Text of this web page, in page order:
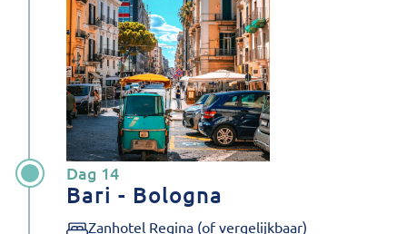
Dag 14
Bari - Bologna
Zanhotel Regina (of vergelijkbaar)